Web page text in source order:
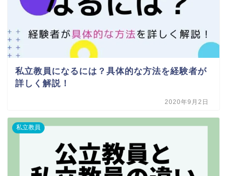
私立教員になるには？具体的な方法を経験者が
詳しく解説！
2020年9月2日
私立教員